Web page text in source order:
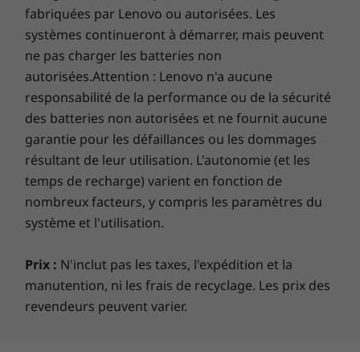
jamais vous gêner.
Des détails qui font la différence
Des détails tels qu’un écran de 16 pouces d’une
McAfee ®
Essai LiveSafe™
Essai Microsoft 365
Ce qui est dans la boîte Ce
IdeaPad Slim 5 (16 pouces AMD)
Adaptateur secteur 65 W
Batterie interne
Guide de démarrage rapide
Plus d’informations
Liste complète des spécifications pour les numéros de
pièces commençant par 82QS disponibles ici
* Toutes les spécifications ne sont pas disponibles sur
fabriquées par Lenovo ou autorisées. Les
systèmes continueront à démarrer, mais peuvent
ne pas charger les batteries non
autorisées.Attention : Lenovo n'a aucune
responsabilité de la performance ou de la sécurité
des batteries non autorisées et ne fournit aucune
garantie pour les défaillances ou les dommages
résultant de leur utilisation. L'autonomie (et les
temps de recharge) varient en fonction de
nombreux facteurs, y compris les paramètres du
système et l'utilisation.
Prix : N'inclut pas les taxes, l'expédition et la
manutention, ni les frais de recyclage. Les prix des
revendeurs peuvent varier.